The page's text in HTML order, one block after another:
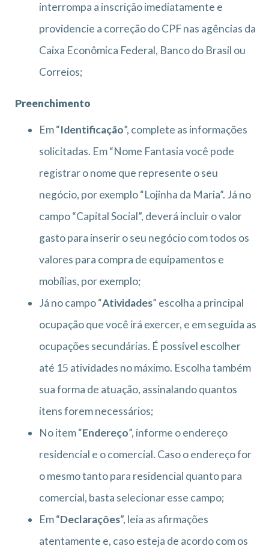
interrompa a inscrição imediatamente e
providencie a correção do CPF nas agências da
Caixa Econômica Federal, Banco do Brasil ou
Correios;
Preenchimento
Em “Identificação”, complete as informações
solicitadas. Em “Nome Fantasia você pode
registrar o nome que represente o seu
negócio, por exemplo “Lojinha da Maria”. Já no
campo “Capital Social”, deverá incluir o valor
gasto para inserir o seu negócio com todos os
valores para compra de equipamentos e
mobílias, por exemplo;
Já no campo “Atividades” escolha a principal
ocupação que você irá exercer, e em seguida as
ocupações secundárias. É possível escolher
até 15 atividades no máximo. Escolha também
sua forma de atuação, assinalando quantos
itens forem necessários;
No item “Endereço”, informe o endereço
residencial e o comercial. Caso o endereço for
o mesmo tanto para residencial quanto para
comercial, basta selecionar esse campo;
Em “Declarações”, leia as afirmações
atentamente e, caso esteja de acordo com os